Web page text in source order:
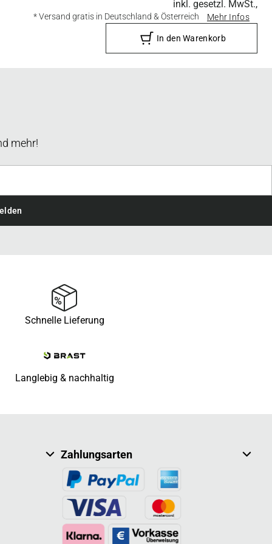
inkl. gesetzl. MwSt.,
* Versand gratis in Deutschland & Österreich Mehr Infos
In den Warenkorb
mehr!
Schnelle Lieferung
Langlebig & nachhaltig
Zahlungsarten